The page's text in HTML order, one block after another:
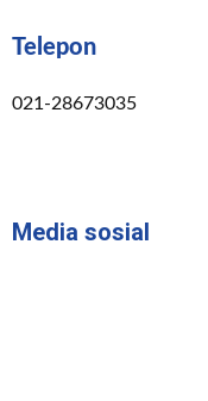
Telepon
021-28673035
Media sosial